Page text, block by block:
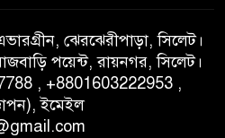
গণবিজ্ঞপ্তি নিয়ে সিলেট অনলাইন
বিশ্ব মুক্ত গণমাধ্যম দিবসে
ব্যাডমিন্টন তারকাদের
ঝেরঝেরীপাড়া, সিলেট।
পয়েন্ট, রায়নগর, সিলেট।
, +8801603222953 ,
ইমেইল